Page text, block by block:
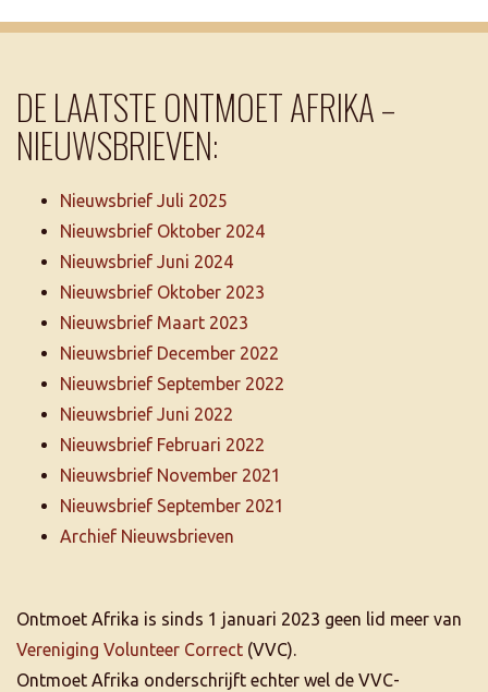
DE LAATSTE ONTMOET AFRIKA –
NIEUWSBRIEVEN:
Nieuwsbrief Juli 2025
Nieuwsbrief Oktober 2024
Nieuwsbrief Juni 2024
Nieuwsbrief Oktober 2023
Nieuwsbrief Maart 2023
Nieuwsbrief December 2022
Nieuwsbrief September 2022
Nieuwsbrief Juni 2022
Nieuwsbrief Februari 2022
Nieuwsbrief November 2021
Nieuwsbrief September 2021
Archief Nieuwsbrieven
Ontmoet Afrika is sinds 1 januari 2023 geen lid meer van
Vereniging Volunteer Correct (VVC).
Ontmoet Afrika onderschrijft echter wel de VVC-